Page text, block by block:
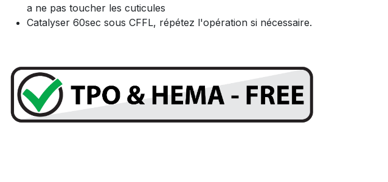
a ne pas toucher les cuticules
Catalyser 60sec sous CFFL, répétez l'opération si nécessaire.